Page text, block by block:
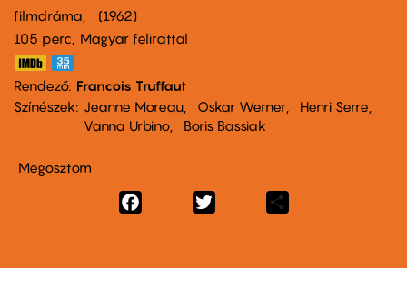
filmdráma
1962
105 perc,
Magyar felirattal
Rendező Francois Truffaut
Színészek
Jeanne Moreau Oskar Werner
Henri Serre
Vanna Urbino
Boris Bassiak
Megosztom
Facebook